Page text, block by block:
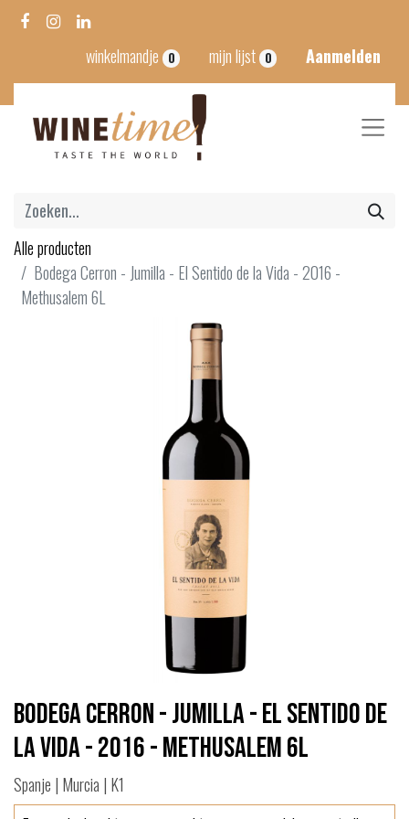
winkelmandje 0 mijn lijst 0 Aanmelden
Alle producten
Bodega Cerron - Jumilla - El Sentido de la Vida - 2016 -
Methusalem 6L
Bodega Cerron - Jumilla - El Sentido de
la Vida - 2016 - Methusalem 6L
Spanje | Murcia | K1